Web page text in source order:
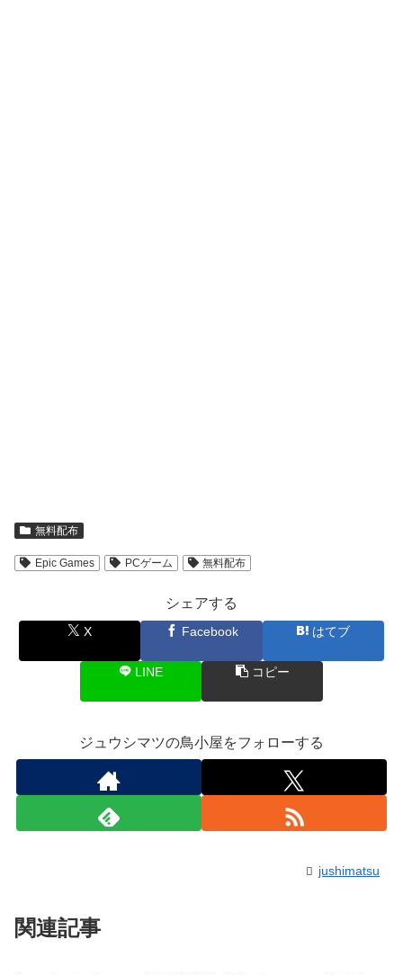
無料配布
Epic Games PCゲーム 無料配布
シェアする
X Facebook はてブ
LINE コピー
ジュウシマツの鳥小屋をフォローする
jushimatsu
関連記事